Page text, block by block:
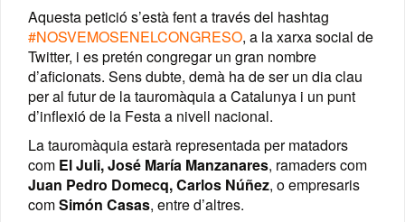
Aquesta petició s’està fent a través del hashtag
#NOSVEMOSENELCONGRESO, a la xarxa social de
Twitter, i es pretén congregar un gran nombre
d’aficionats. Sens dubte, demà ha de ser un dia clau
per al futur de la tauromàquia a Catalunya i un punt
d’inflexió de la Festa a nivell nacional.
La tauromàquia estarà representada per matadors
com El Juli, José María Manzanares, ramaders com
Juan Pedro Domecq, Carlos Núñez, o empresaris
comSimón Casas, entre d’altres.